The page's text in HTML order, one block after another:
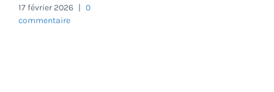
17 février 2026 | 0
commentaire